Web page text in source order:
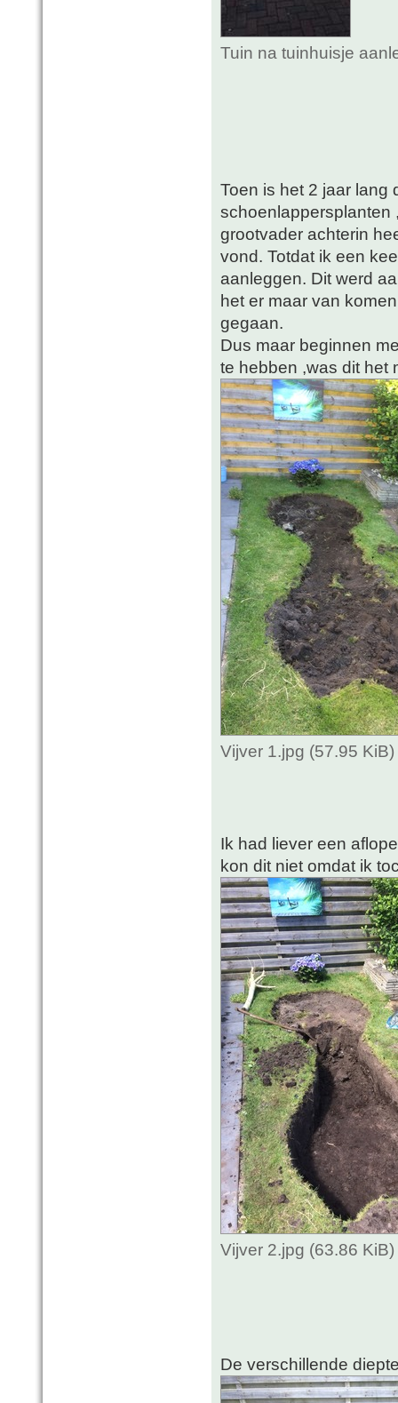
Tuin na tuinhuisje
Toen is het 2 jaar lang
schoenlappersplanten
grootvader achterin
vond. Totdat ik een
aanleggen. Dit werd
het er maar van
gegaan.
Dus maar beginnen
te hebben ,was dit het
Vijver 1.jpg (57.95
Ik had liever een
kon dit niet omdat ik
Vijver 2.jpg (63.86
De verschillende